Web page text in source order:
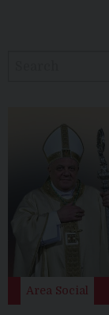
Area Social